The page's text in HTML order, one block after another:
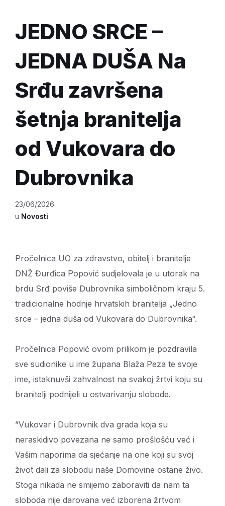
JEDNO SRCE –
JEDNA DUŠA Na
Srđu završena
šetnja branitelja
od Vukovara do
Dubrovnika
23/06/2026
u Novosti
Pročelnica UO za zdravstvo, obitelj i branitelje
DNŽ Đurđica Popović sudjelovala je u utorak na
brdu Srđ poviše Dubrovnika simboličnom kraju 5.
tradicionalne hodnje hrvatskih branitelja „Jedno
srce – jedna duša od Vukovara do Dubrovnika“.
Pročelnica Popović ovom prilikom je pozdravila
sve sudionike u ime župana Blaža Peza te svoje
ime, istaknuvši zahvalnost na svakoj žrtvi koju su
branitelji podnijeli u ostvarivanju slobode.
”Vukovar i Dubrovnik dva grada koja su
neraskidivo povezana ne samo prošlošću već i
Vašim naporima da sjećanje na one koji su svoj
život dali za slobodu naše Domovine ostane živo.
Stoga nikada ne smijemo zaboraviti da nam ta
sloboda nije darovana već izborena žrtvom